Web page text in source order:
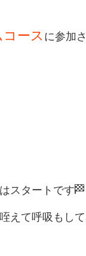
ース に参加
はスタートです
えて呼吸もし